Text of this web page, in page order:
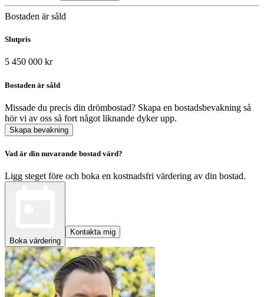
Bostaden är såld
Slutpris
5 450 000 kr
Bostaden är såld
Missade du precis din drömbostad? Skapa en bostadsbevakning så
hör vi av oss så fort något liknande dyker upp.
Skapa bevakning
Vad är din nuvarande bostad värd?
Ligg steget före och boka en kostnadsfri värdering av din bostad.
Boka värdering
Kontakta mig